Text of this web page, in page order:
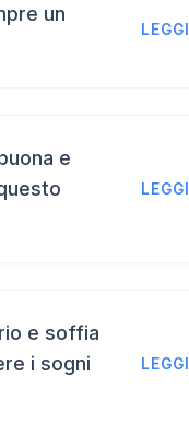
un
LEGGI
e
LEGGI
e soffia
i sogni
LEGGI